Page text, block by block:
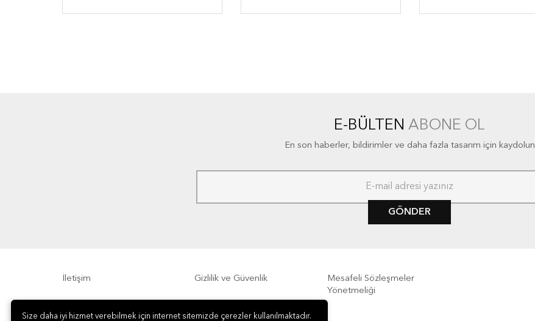
E-BÜLTEN ABONE OL
En son haberler, bildirimler ve daha fazla tasarım için kaydolun
GÖNDER
İletişim Gizlilik ve Güvenlik
Mesafeli Sözleşmeler
Yönetmeliği
Sıkça Sorulan Sorular Sipariş, Teslimat ve İade
Size daha iyi hizmet verebilmek için internet sitemizde çerezler kullanılmaktadır.